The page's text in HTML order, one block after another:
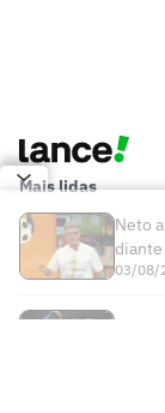
Mais lidas
Neto
03/08/